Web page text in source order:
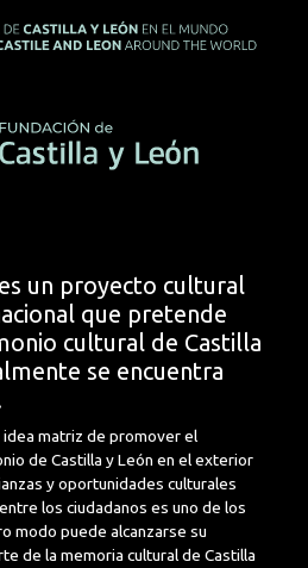
un proyecto cultural
que pretende
cultural de Castilla
se encuentra
idea matriz de promover el
de Castilla y León en el exterior
y oportunidades culturales
los ciudadanos es uno de los
modo puede alcanzarse su
de la memoria cultural de Castilla